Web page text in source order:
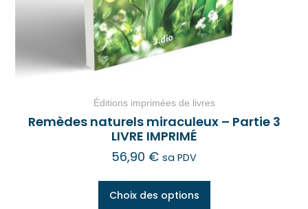
Éditions imprimées de livres
Remèdes naturels miraculeux – Partie 3
LIVRE IMPRIMÉ
56,90 € sa PDV
Choix des options